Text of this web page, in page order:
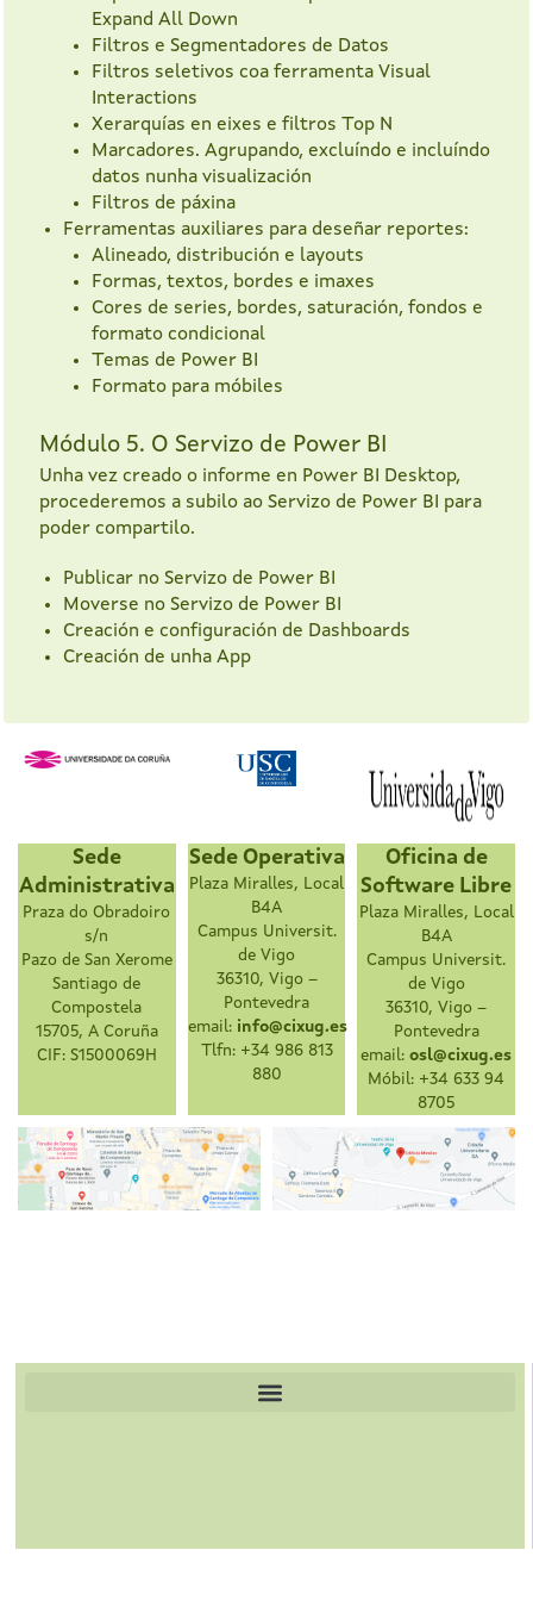
Expand All Down
Filtros e Segmentadores de Datos
Filtros seletivos coa ferramenta Visual
Interactions
Xerarquías en eixes e filtros Top N
Marcadores. Agrupando, excluíndo e incluíndo
datos nunha visualización
Filtros de páxina
Ferramentas auxiliares para deseñar reportes:
Alineado, distribución e layouts
Formas, textos, bordes e imaxes
Cores de series, bordes, saturación, fondos e
formato condicional
Temas de Power BI
Formato para móbiles
Módulo 5. O Servizo de Power BI
Unha vez creado o informe en Power BI Desktop,
procederemos a subilo ao Servizo de Power BI para
poder compartilo.
Publicar no Servizo de Power BI
Moverse no Servizo de Power BI
Creación e configuración de Dashboards
Creación de unha App
Sede
Administrativa
Praza do Obradoiro
s/n
Pazo de San Xerome
Santiago de
Compostela
15705, A Coruña
CIF: S1500069H
Sede Operativa
Plaza Miralles, Local
B4A
Campus Universit.
de Vigo
36310, Vigo –
Pontevedra
email: info@cixug.es
Tlfn: +34 986 813
880
Oficina de
Software Libre
Plaza Miralles, Local
B4A
Campus Universit.
de Vigo
36310, Vigo –
Pontevedra
email:osl@cixug.es
Móbil: +34 633 94
8705